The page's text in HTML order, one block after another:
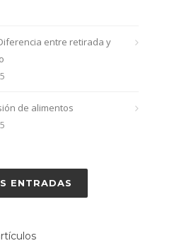
entre retirada y
de alimentos
ENTRADAS